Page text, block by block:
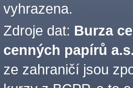
vyhrazena.
Zdroje dat: Burza
cenných papírů a.s.
ze zahraničí jsou